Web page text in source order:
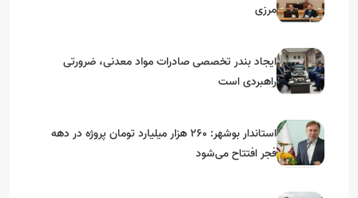
مرزی
ایجاد بندر تخصصی صادرات مواد معدنی، ضرورتی
راهبردی است
استاندار بوشهر: ۲۶۰ هزار میلیارد تومان پروژه در دهه
فجر افتتاح می‌شود